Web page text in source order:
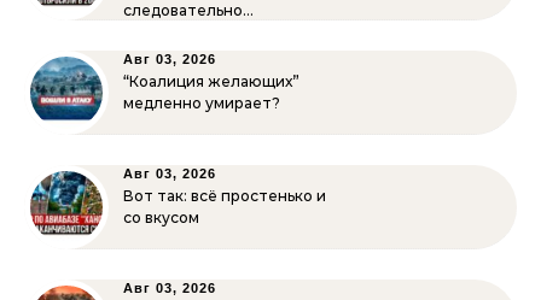
следовательно…
Авг 03, 2026
“Коалиция желающих”
медленно умирает?
Авг 03, 2026
Вот так: всё простенько и
со вкусом
Авг 03, 2026